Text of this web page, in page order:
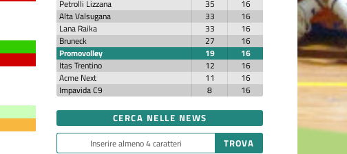
Petrolli Lizzana
35
16
Alta Valsugana
33
16
Lana Raika
33
16
Bruneck
27
16
Promovolley
19
16
Itas Trentino
12
16
Acme Next
11
16
Impavida C9
8 16
CERCA NELLE NEWS